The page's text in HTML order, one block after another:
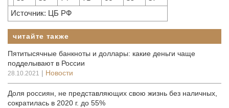
Источник: ЦБ РФ
читайте также
Пятитысячные банкноты и доллары: какие деньги чаще
подделывают в России
28.10.2021 | Новости
Доля россиян, не представляющих свою жизнь без наличных,
сократилась в 2020 г. до 55%